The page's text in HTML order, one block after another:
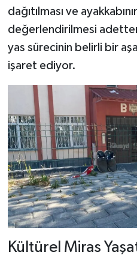
dağıtılması ve
değerlendirilmesi adetten.
yas sürecinin belirli bir
işaret ediyor.
Kültürel Miras